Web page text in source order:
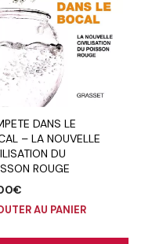
DANS LE
– LA NOUVELLE
DU
ROUGE
€
AU PANIER